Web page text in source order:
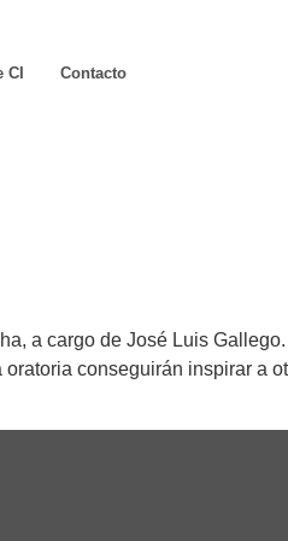
CI Contacto
a cargo de José Luis Gallego.
conseguirán inspirar a